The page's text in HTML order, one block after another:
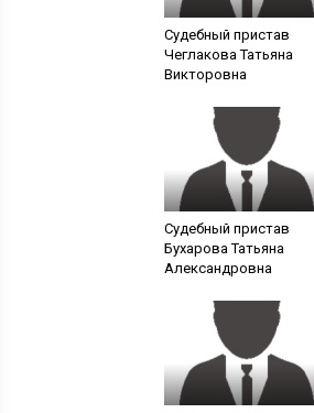
Судебный пристав
Чеглакова Татьяна
Викторовна
Судебный пристав
Бухарова Татьяна
Александровна